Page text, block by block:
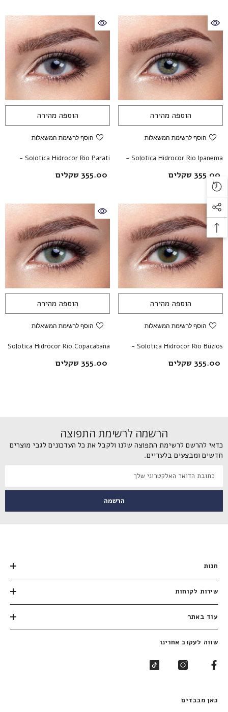
הוספה מהירה
הוסף לרשימת המשאלות
Solotica Hidrocor Rio Ipanema -
עדשות מגע צבעוניות
355.00 שקלים
הוספה מהירה
הוסף לרשימת המשאלות
Solotica Hidrocor Rio Parati -
עדשות מגע צבעוניות
355.00 שקלים
הוספה מהירה
הוסף לרשימת המשאלות
Solotica Hidrocor Rio Buzios -
עדשות מגע צבעוניות
355.00 שקלים
הוספה מהירה
הוסף לרשימת המשאלות
Solotica Hidrocor Rio Copacabana
- עדשות מגע צבעוניות
355.00 שקלים
הרשמה לרשימת התפוצה
כדאי להרשם לרשימת התפוצה שלנו ולקבל את כל העדכונים לגבי מוצרים
חדשים ומבצעים בלעדיים.
הרשמה
חנות
שירות לקוחות
עוד באתר
שווה לעקוב אחרינו
כאן מכבדים
הצטרפות לרשימת התפוצה
כדאי להצטרף לקבלת עדכונים מיוחדים לקבלת
מידע על מבצעים ומוצרים חדשים
הרשמה